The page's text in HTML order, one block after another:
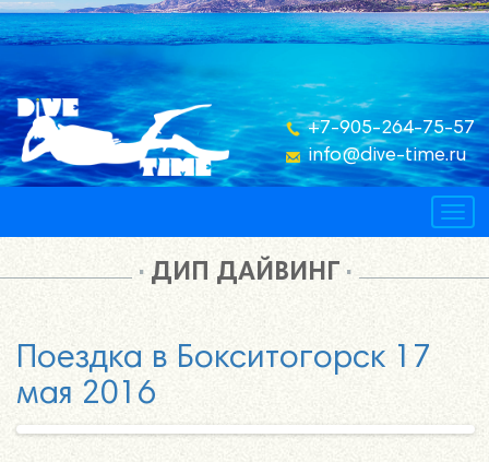
+7-905-264-75-57
info@dive-time.ru
ДИП ДАЙВИНГ
Поездка в Бокситогорск 17
мая 2016